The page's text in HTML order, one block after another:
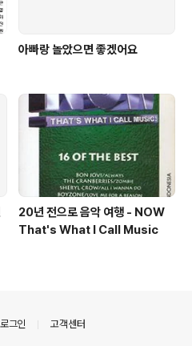
아빠랑 놀았으면 좋겠어요
20년 전으로 음악 여행 - NOW
That's What I Call Music
로그인 고객센터